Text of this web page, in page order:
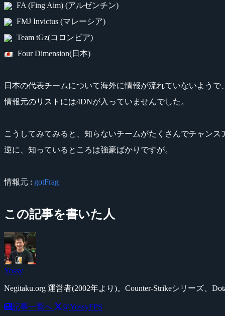
FA (Fing Aim) (アルゼンチン)
FMJ Invictus (マレーシア)
Team tGz(コロンビア)
Four Dimension(日本)
日本の代表チームについて海外に情報が流れていないようで、
情報元のリストには4DNが入っていませんでした。
こうしてみてみると、知らないチームがたくさんでチャンス
逆に、知っているところは強豪ばかりですが。
情報元 : gotFrag
この記事を書いた人
Yossy
Negitaku.org 運営者(2002年より)。Counter-Strikeシリーズ、
記事一覧へ @YossyFPS